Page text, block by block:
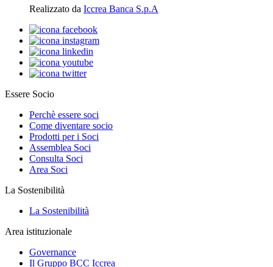
Realizzato da Iccrea Banca S.p.A
Essere Socio
Perchè essere soci
Come diventare socio
Prodotti per i Soci
Assemblea Soci
Consulta Soci
Area Soci
La Sostenibilità
La Sostenibilità
Area istituzionale
Governance
Il Gruppo BCC Iccrea